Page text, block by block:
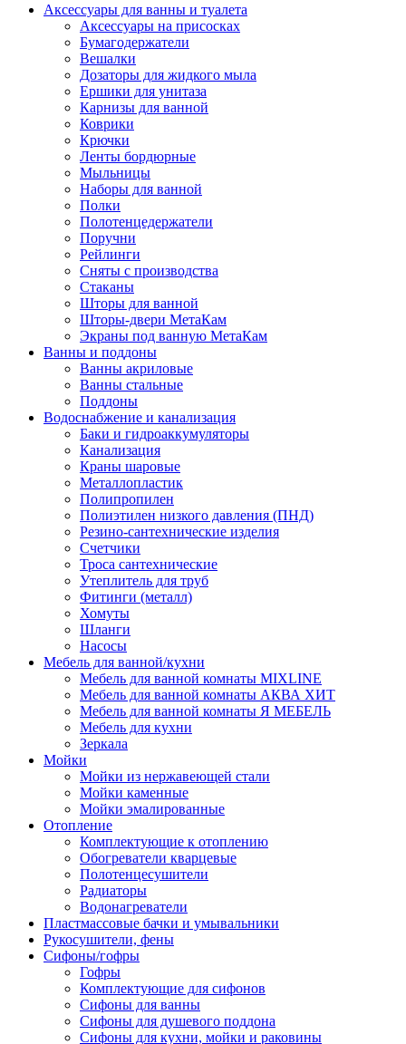
Аксессуары для ванны и туалета
Аксессуары на присосках
Бумагодержатели
Вешалки
Дозаторы для жидкого мыла
Ершики для унитаза
Карнизы для ванной
Коврики
Крючки
Ленты бордюрные
Мыльницы
Наборы для ванной
Полки
Полотенцедержатели
Поручни
Рейлинги
Сняты с производства
Стаканы
Шторы для ванной
Шторы-двери МетаКам
Экраны под ванную МетаКам
Ванны и поддоны
Ванны акриловые
Ванны стальные
Поддоны
Водоснабжение и канализация
Баки и гидроаккумуляторы
Канализация
Краны шаровые
Металлопластик
Полипропилен
Полиэтилен низкого давления (ПНД)
Резино-сантехнические изделия
Счетчики
Троса сантехнические
Утеплитель для труб
Фитинги (металл)
Хомуты
Шланги
Насосы
Мебель для ванной/кухни
Мебель для ванной комнаты MIXLINE
Мебель для ванной комнаты АКВА ХИТ
Мебель для ванной комнаты Я МЕБЕЛЬ
Мебель для кухни
Зеркала
Мойки
Мойки из нержавеющей стали
Мойки каменные
Мойки эмалированные
Отопление
Комплектующие к отоплению
Обогреватели кварцевые
Полотенцесушители
Радиаторы
Водонагреватели
Пластмассовые бачки и умывальники
Рукосушители, фены
Сифоны/гофры
Гофры
Комплектующие для сифонов
Сифоны для ванны
Сифоны для душевого поддона
Сифоны для кухни, мойки и раковины